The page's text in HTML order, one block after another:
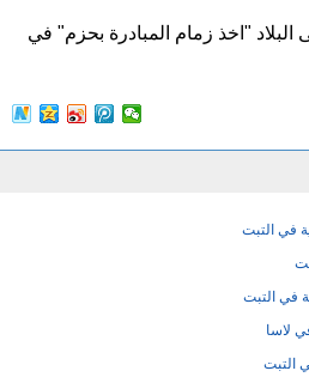
"اخذ زمام المبادرة بحزم" في
في التبت
في التبت
لاسا